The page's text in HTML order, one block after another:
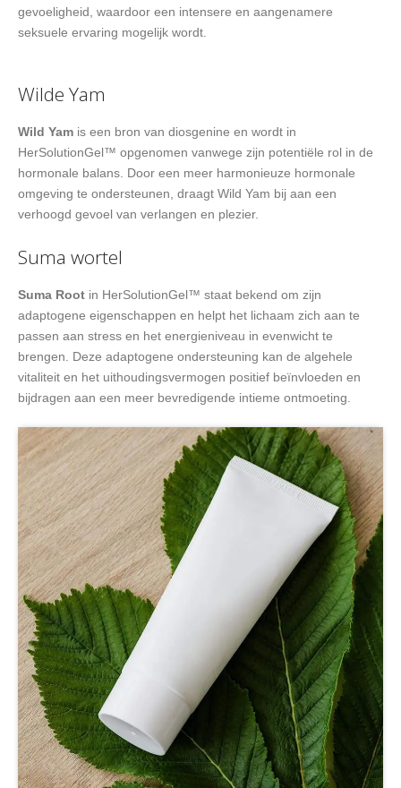
gevoeligheid, waardoor een intensere en aangenamere
seksuele ervaring mogelijk wordt.
Wilde Yam
Wild Yam is een bron van diosgenine en wordt in
HerSolutionGel™ opgenomen vanwege zijn potentiële rol in de
hormonale balans. Door een meer harmonieuze hormonale
omgeving te ondersteunen, draagt Wild Yam bij aan een
verhoogd gevoel van verlangen en plezier.
Suma wortel
Suma Root in HerSolutionGel™ staat bekend om zijn
adaptogene eigenschappen en helpt het lichaam zich aan te
passen aan stress en het energieniveau in evenwicht te
brengen. Deze adaptogene ondersteuning kan de algehele
vitaliteit en het uithoudingsvermogen positief beïnvloeden en
bijdragen aan een meer bevredigende intieme ontmoeting.